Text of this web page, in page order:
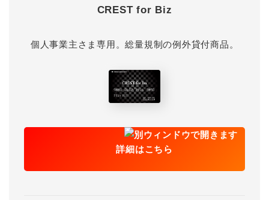
CREST for Biz
個人事業主さま専用。総量規制の例外貸付商品。
詳細はこちら